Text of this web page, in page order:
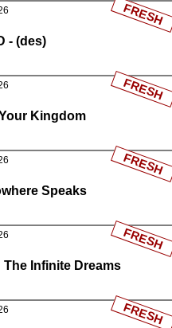
- (des)
FRESH
Kingdom
FRESH
Speaks
FRESH
The Infinite Dreams
FRESH
FRESH